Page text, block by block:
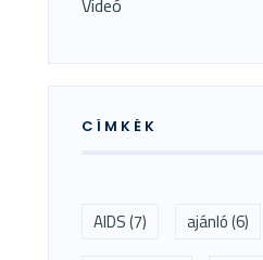
Videó
CÍMKÉK
AIDS(7) ajánló(6)